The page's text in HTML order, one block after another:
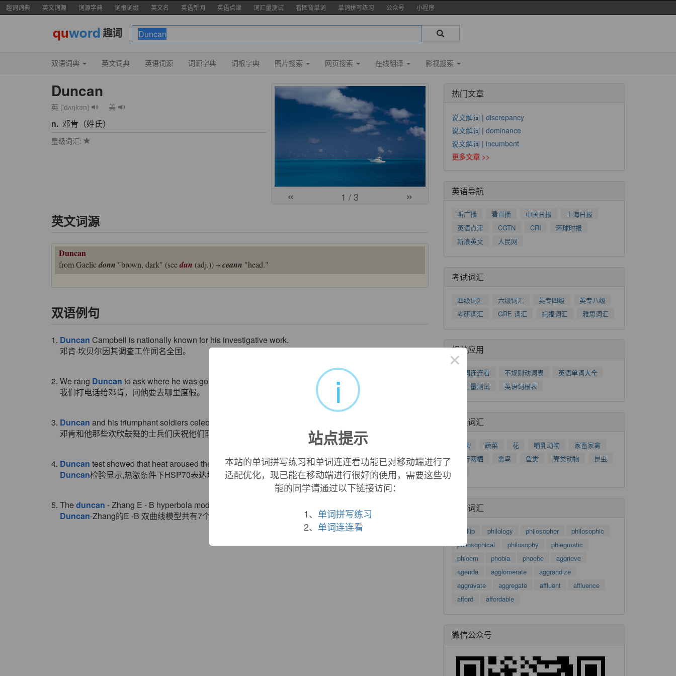
趣词词典 英文词源 词源字典 词根词缀 英文名 英语新闻 英语点津 词汇量测试 看图背单词 单词拼写练习 公众号 小程序
双语词典 英文词典 英语词源 词源字典 词根字典 图片搜索 网页搜索 在线翻译 影视搜索
Duncan
英 ['dʌŋkən] 美
n. 邓肯（姓氏）
星级词汇:
« 1 / 3 »
英文词源
Duncan
from Gaelicdonn "brown, dark" (seedun (adj.)) +ceann "head."
双语例句
1. Duncan Campbell is nationally known for his investigative work.
邓肯·坎贝尔因其调查工作闻名全国。
2. We rang Duncan to ask where he was going on holiday.
我们打电话给邓肯，问他要去哪里度假。
3. Duncan and his triumphant soldiers celebrate their military victory.
邓肯和他那些欢欣鼓舞的士兵们庆祝他们取得了军事胜利。
4. Duncan test showed that heat aroused the most remarkable increasing of HSP 70.
Duncan检验显示,热激条件下HSP70表达增加最为显著.
5. The duncan - Zhang E - B hyperbola model includes seven parameters.
Duncan-Zhang的E -B 双曲线模型共有7个参数,依据试验数据并按比例分别增减每个参数.
热门文章
说文解词 | discrepancy
说文解词 | dominance
说文解词 | incumbent
更多文章 >>
英语导航
听广播 看直播 中国日报
上海日报
英语点津
CGTN CRI
环球时报
新浪英文
人民网
考试词汇
四级词汇 六级词汇 英专四级
英专八级
考研词汇
GRE 词汇 托福词汇 雅思词汇
相关应用
单词连连看 不规则动词表
英语单词大全
词汇量测试
英语词根表
分类词汇
水果 蔬菜 花 哺乳动物
家畜家禽
爬行两栖
禽鸟 鱼类 壳类动物
昆虫
推荐词汇
Phillip philology philosopher
philosophic
philosophical
philosophy
phlegmatic
phloem
phobia phoebe
aggrieve
agenda
agglomerate
aggrandize
aggravate
aggregate affluent
affluence
afford
affordable
微信公众号
×
i
站点提示
本站的单词拼写练习和单词连连看功能已对移动端进行了
适配优化，现已能在移动端进行很好的使用，需要这些功
能的同学请通过以下链接访问：
1、 单词拼写练习
2、 单词连连看